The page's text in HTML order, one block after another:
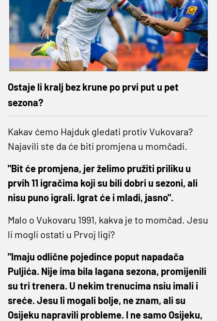
Ostaje li kralj bez krune po prvi put u pet
sezona?
Kakav ćemo Hajduk gledati protiv Vukovara?
Najavili ste da će biti promjena u momčadi.
"Bit će promjena, jer želimo pružiti priliku u
prvih 11 igračima koji su bili dobri u sezoni, ali
nisu puno igrali. Igrat će i mladi, jasno".
Malo o Vukovaru 1991, kakva je to momčad. Jesu
li mogli ostati u Prvoj ligi?
"Imaju odlične pojedince poput napadača
Puljića. Nije ima bila lagana sezona, promijenili
su tri trenera. U nekim trenucima nsiu imali i
sreće. Jesu li mogali bolje, ne znam, ali su
Osijeku napravili probleme. I ne samo Osijeku,